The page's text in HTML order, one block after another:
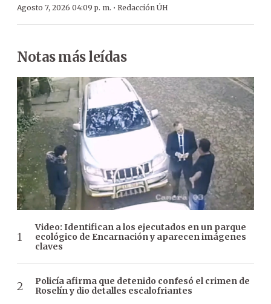
Agosto 7, 2026 04:09 p. m. · Redacción ÚH
Notas más leídas
Video: Identifican a los ejecutados en un parque
ecológico de Encarnación y aparecen imágenes
claves
Policía afirma que detenido confesó el crimen de
Roselín y dio detalles escalofriantes